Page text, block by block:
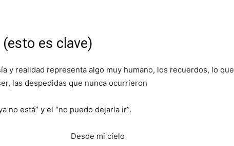
es clave)
y realidad representa algo muy humano, los recuerdos, lo que
las despedidas que nunca ocurrieron
no está” y el “no puedo dejarla ir”.